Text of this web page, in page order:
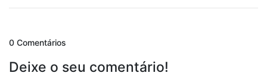
0 Comentários
Deixe o seu comentário!